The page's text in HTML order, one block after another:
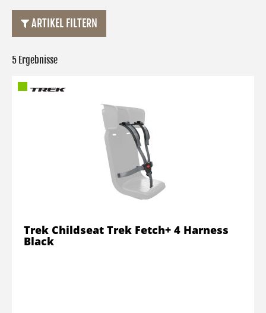
ARTIKEL FILTERN
5 Ergebnisse
Trek Childseat Trek Fetch+ 4 Harness
Black